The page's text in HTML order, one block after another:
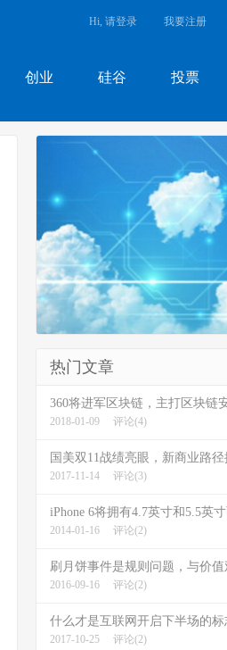
创业 硅谷 投票
Hi, 请登录 我要注册
热门文章
360将进军区块链，主打区块链
2018-01-09 评论(4)
国美双11战绩亮眼，新商业路
2017-11-14 评论(3)
iPhone 6将拥有4.7英寸和5.5英
2014-01-16 评论(2)
刷月饼事件是规则问题，与价
2016-09-16 评论(2)
什么才是互联网开启下半场的标
2017-10-25 评论(2)